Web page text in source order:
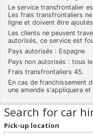
Le service transfrontalier
Les frais transfrontaliers
ligne et doivent être
Les clients ne peuvent
autorisés, ce service est
Pays autorisés : Espagne
Pays non autorisés : tous
Frais transfrontaliers 45.
En cas de franchissement
une amende s'appliquera
Search for car
Pick-up location